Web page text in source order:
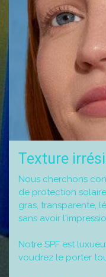
Texture
Nous cherchons
de protection
gras, transparente,
sans avoir
Notre SPF est
voudrez le porter